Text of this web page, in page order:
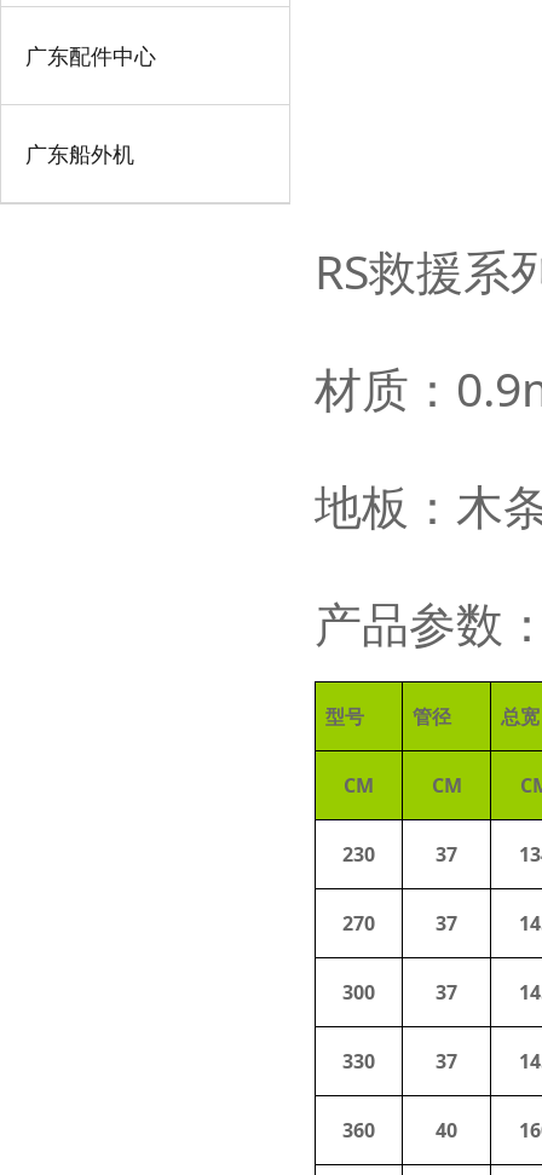
广东配件中心
广东船外机
RS救援系
材质： 0
地板：木
产品参数
型号 管径 总宽
CM CM
230 37
270 37
300 37
330 37
360 40